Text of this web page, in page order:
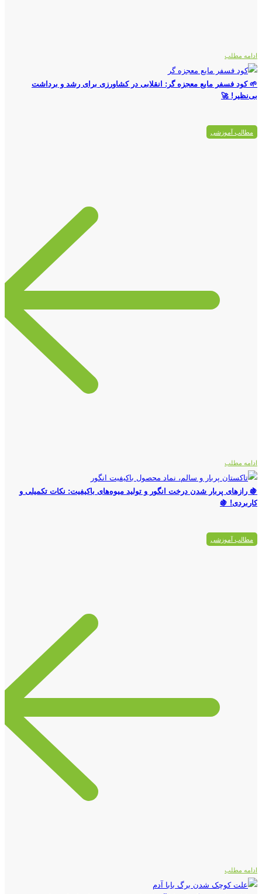
ادامه مطلب
🌱 کود فسفر مایع معجزه گر: انقلابی در کشاورزی برای رشد و برداشت
بی‌نظیر! 🚀
مطالب آموزشی
ادامه مطلب
🍇 رازهای پربار شدن درخت انگور و تولید میوه‌های باکیفیت: نکات تکمیلی و
کاربردی! 🍇
مطالب آموزشی
ادامه مطلب